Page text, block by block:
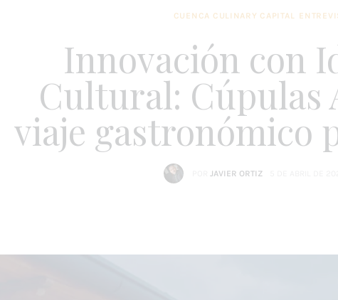
ENTREVISTAS DIRECTORIO Y
CUENCA CULINARY CAPITAL
Innovación con
Cultural: Cúpulas
viaje gastronómico
JAVIER ORTIZ